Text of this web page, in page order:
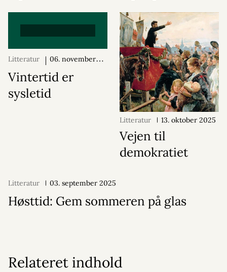
Litteratur
06. november
2025
Vintertid er
sysletid
Litteratur 13. oktober 2025
Vejen til
demokratiet
Litteratur 03. september 2025
Høsttid: Gem sommeren på glas
Relateret indhold